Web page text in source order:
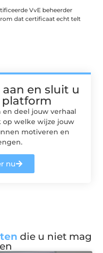
VvE beheerder
dat certificaat echt telt
en sluit u
platform
en deel jouw verhaal
welke wijze jouw
motiveren en
nu
die u niet mag